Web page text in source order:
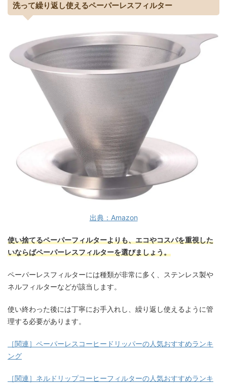
洗って繰り返し使えるペーパーレスフィルター
出典：Amazon
使い捨てるペーパーフィルターよりも、エコやコスパを重視した
いならばペーパーレスフィルターを選びましょう。
ペーパーレスフィルターには種類が非常に多く、ステンレス製や
ネルフィルターなどが該当します。
使い終わった後には丁寧にお手入れし、繰り返し使えるように管
理する必要があります。
［関連］ペーパーレスコーヒードリッパーの人気おすすめランキ
ング
［関連］ネルドリップコーヒーフィルターの人気おすすめランキ